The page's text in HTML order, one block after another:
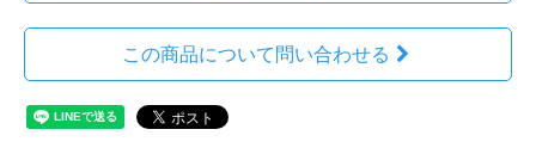
この商品について問い合わせる